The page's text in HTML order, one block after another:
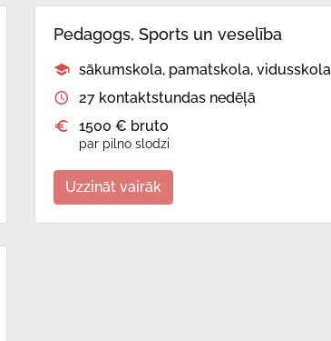
Pedagogs, Sports un veselība
sākumskola, pamatskola, vidusskola
27 kontaktstundas nedēļā
1500 € bruto
par pilno slodzi
Uzzināt vairāk